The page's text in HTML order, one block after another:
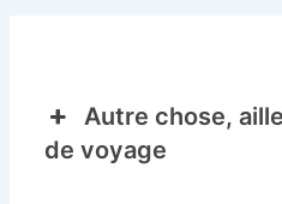
Autre chose,
de voyage